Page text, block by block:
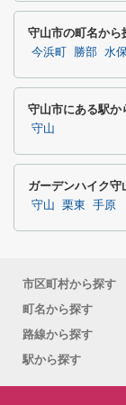
守山市の町名から
今浜町 勝部 水保
守山市にある駅か
守山
ガーデンハイク
守山 栗東 手原
市区町村から探す
町名から探す
路線から探す
駅から探す